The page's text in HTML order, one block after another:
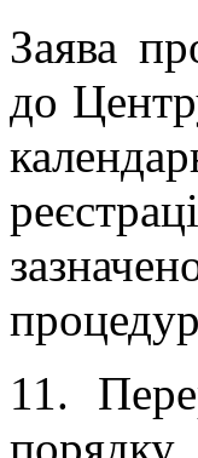
Заява
до
11.